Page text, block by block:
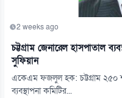
2 weeks ago
চট্টগ্রাম জেনারেল হাসপাতাল
সুফিয়ান
একেএম ফজলুল হক: চট্টগ্রাম ২৫০
ব্যবস্থাপনা কমিটির...